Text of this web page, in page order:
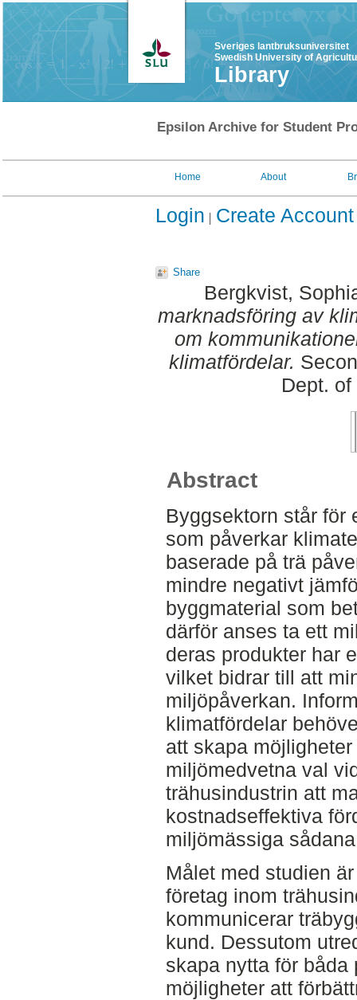
Sveriges lantbruksuniversitet
Swedish University of
Library
Epsilon Archive for Student
Home About
Login Create Account
Share
Bergkvist,
marknadsföring av
om
klimatfördelar.
Dept.
Abstract
Byggsektorn står för
som påverkar
baserade på trä
mindre negativt
byggmaterial som
därför anses ta ett
deras produkter har
vilket bidrar till att
miljöpåverkan.
klimatfördelar
att skapa
miljömedvetna val
trähusindustrin att
kostnadseffektiva
miljömässiga
Målet med studien
företag inom
kommunicerar
kund. Dessutom
skapa nytta för båda
möjligheter att